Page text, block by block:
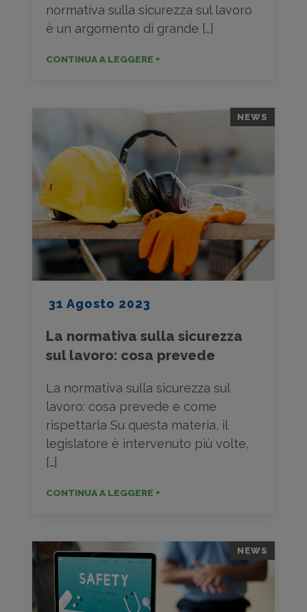
normativa sulla sicurezza sul lavoro
è un argomento di grande […]
CONTINUA A LEGGERE +
31 Agosto 2023
NEWS
La normativa sulla sicurezza
sul lavoro: cosa prevede
La normativa sulla sicurezza sul
lavoro: cosa prevede e come
rispettarla Su questa materia, il
legislatore è intervenuto più volte,
[…]
CONTINUA A LEGGERE +
NEWS